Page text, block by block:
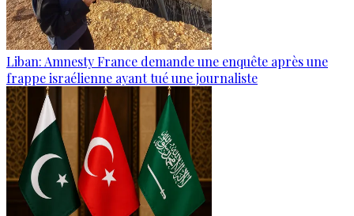
Liban: Amnesty France demande une enquête après une
frappe israélienne ayant tué une journaliste